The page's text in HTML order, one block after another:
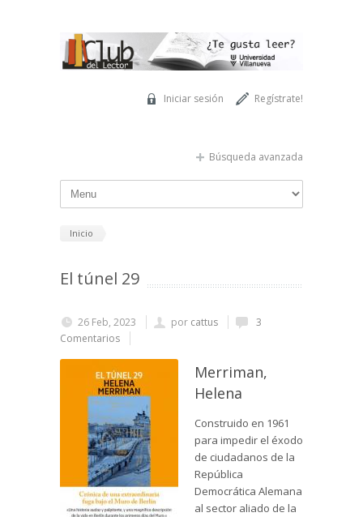
Regístrate!
Iniciar sesión
Búsqueda avanzada
Inicio
El túnel 29
26 Feb, 2023 por cattus
3
Comentarios
Merriman,
Helena
Construido en 1961
para impedir el éxodo
de ciudadanos de la
República
Democrática Alemana
al sector aliado de la